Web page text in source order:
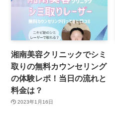
湘南美容クリニックでシミ
取りの無料カウンセリング
の体験レポ！当日の流れと
料金は？
2023年1月16日